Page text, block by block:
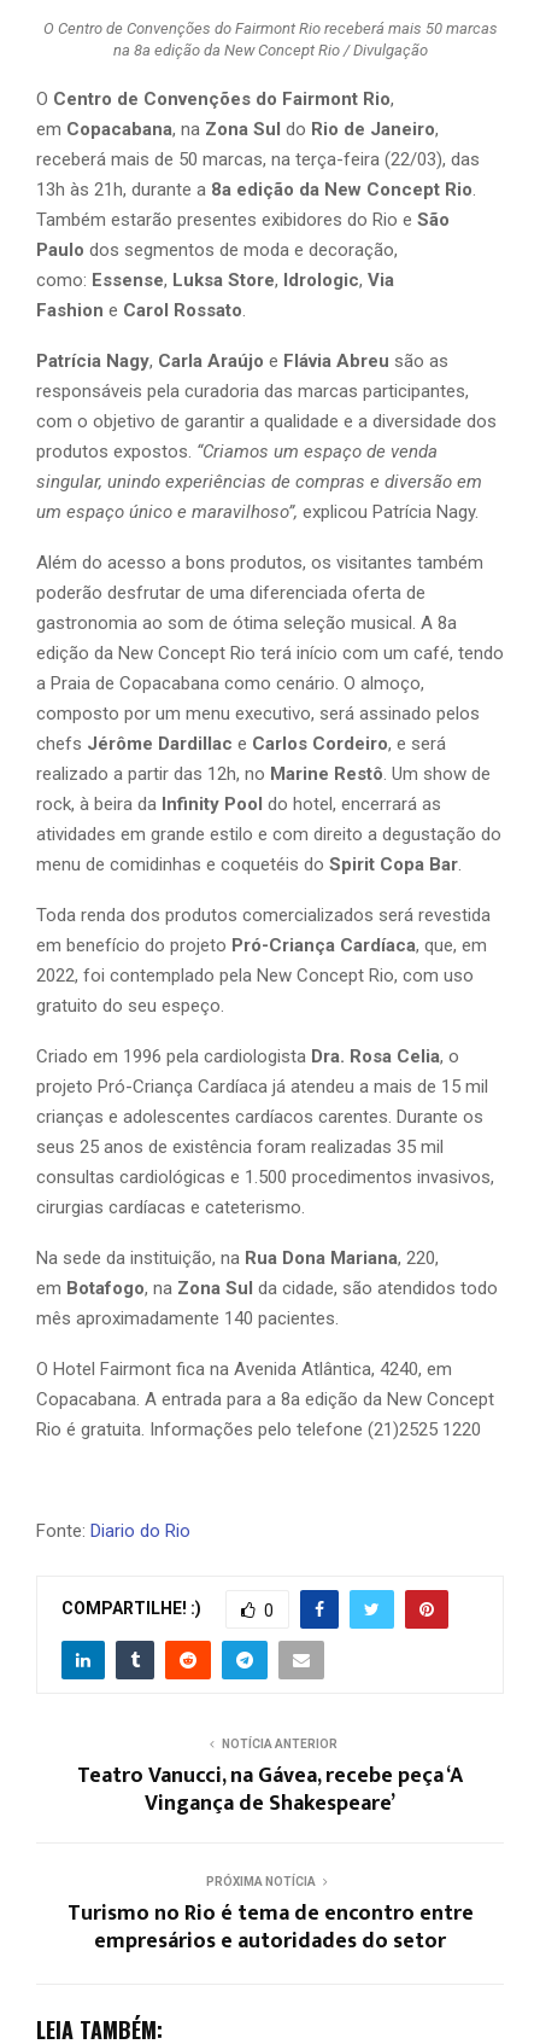
O Centro de Convenções do Fairmont Rio receberá mais 50 marcas
na 8a edição da New Concept Rio / Divulgação
O Centro de Convenções do Fairmont Rio,
em Copacabana, na Zona Sul do Rio de Janeiro,
receberá mais de 50 marcas, na terça-feira (22/03), das
13h às 21h, durante a 8a edição da New Concept Rio.
Também estarão presentes exibidores do Rio e São
Paulo dos segmentos de moda e decoração,
como: Essense, Luksa Store, Idrologic, Via
Fashion e Carol Rossato.
Patrícia Nagy, Carla Araújo e Flávia Abreu são as
responsáveis pela curadoria das marcas participantes,
com o objetivo de garantir a qualidade e a diversidade dos
produtos expostos. “Criamos um espaço de venda
singular, unindo experiências de compras e diversão em
um espaço único e maravilhoso”, explicou Patrícia Nagy.
Além do acesso a bons produtos, os visitantes também
poderão desfrutar de uma diferenciada oferta de
gastronomia ao som de ótima seleção musical. A 8a
edição da New Concept Rio terá início com um café, tendo
a Praia de Copacabana como cenário. O almoço,
composto por um menu executivo, será assinado pelos
chefs Jérôme Dardillac e Carlos Cordeiro, e será
realizado a partir das 12h, no Marine Restô. Um show de
rock, à beira da Infinity Pool do hotel, encerrará as
atividades em grande estilo e com direito a degustação do
menu de comidinhas e coquetéis do Spirit Copa Bar.
Toda renda dos produtos comercializados será revestida
em benefício do projeto Pró-Criança Cardíaca, que, em
2022, foi contemplado pela New Concept Rio, com uso
gratuito do seu espeço.
Criado em 1996 pela cardiologista Dra. Rosa Celia, o
projeto Pró-Criança Cardíaca já atendeu a mais de 15 mil
crianças e adolescentes cardíacos carentes. Durante os
seus 25 anos de existência foram realizadas 35 mil
consultas cardiológicas e 1.500 procedimentos invasivos,
cirurgias cardíacas e cateterismo.
Na sede da instituição, na Rua Dona Mariana, 220,
em Botafogo, na Zona Sul da cidade, são atendidos todo
mês aproximadamente 140 pacientes.
O Hotel Fairmont fica na Avenida Atlântica, 4240, em
Copacabana. A entrada para a 8a edição da New Concept
Rio é gratuita. Informações pelo telefone (21)2525 1220
Fonte: Diario do Rio
COMPARTILHE! :) 0
NOTÍCIA ANTERIOR
Teatro Vanucci, na Gávea, recebe peça ‘A
Vingança de Shakespeare’
PRÓXIMA NOTÍCIA
Turismo no Rio é tema de encontro entre
empresários e autoridades do setor
LEIA TAMBÉM: